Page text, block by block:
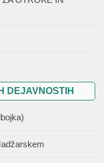
DEJAVNOSTIH